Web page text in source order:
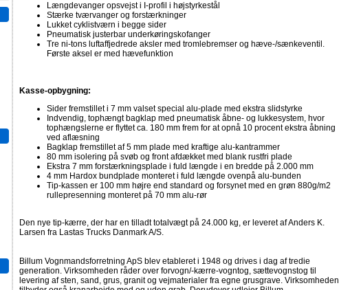
Længdevanger opsvejst i I-profil i højstyrkestål
Stærke tværvanger og forstærkninger
Lukket cyklistværn i begge sider
Pneumatisk justerbar underkøringskofanger
Tre ni-tons luftaffjedrede aksler med tromlebremser og hæve-/sænkeventil.
Første aksel er med hævefunktion
Kasse-opbygning:
Sider fremstillet i 7 mm valset special alu-plade med ekstra slidstyrke
Indvendig, tophængt bagklap med pneumatisk åbne- og lukkesystem, hvor
tophængslerne er flyttet ca. 180 mm frem for at opnå 10 procent ekstra åbning
ved aflæsning
Bagklap fremstillet af 5 mm plade med kraftige alu-kantrammer
80 mm isolering på svøb og front afdækket med blank rustfri plade
Ekstra 7 mm forstærkningsplade i fuld længde i en bredde på 2.000 mm
4 mm Hardox bundplade monteret i fuld længde ovenpå alu-bunden
Tip-kassen er 100 mm højre end standard og forsynet med en grøn 880g/m2
rullepresenning monteret på 70 mm alu-rør
Den nye tip-kærre, der har en tilladt totalvægt på 24.000 kg, er leveret af Anders K.
Larsen fra Lastas Trucks Danmark A/S.
Billum Vognmandsforretning ApS blev etableret i 1948 og drives i dag af tredie
generation. Virksomheden råder over forvogn/-kærre-vogntog, sættevognstog til
levering af sten, sand, grus, granit og vejmaterialer fra egne grusgrave. Virksomheden